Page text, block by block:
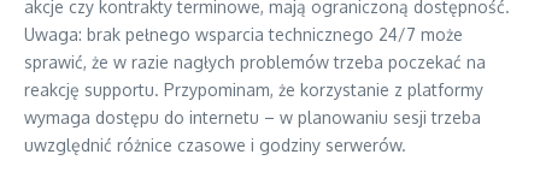
akcje czy kontrakty terminowe, mają ograniczoną dostępność.
Uwaga: brak pełnego wsparcia technicznego 24/7 może
sprawić, że w razie nagłych problemów trzeba poczekać na
reakcję supportu. Przypominam, że korzystanie z platformy
wymaga dostępu do internetu – w planowaniu sesji trzeba
uwzględnić różnice czasowe i godziny serwerów.